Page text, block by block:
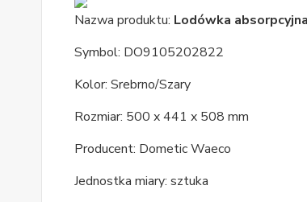
Nazwa produktu: Lodówka
Symbol: DO9105202822
Kolor: Srebrno/Szary
Rozmiar: 500 x 441 x 508 mm
Producent: Dometic Waeco
Jednostka miary: sztuka